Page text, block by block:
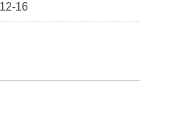
16